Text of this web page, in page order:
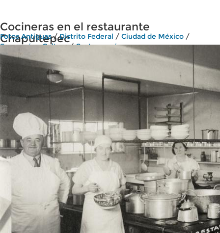
Cocineras en el restaurante
Chapultepec
Fotos Antiguas/Distrito Federal / Ciudad de México /
Economía y Cultura/Gastronomía